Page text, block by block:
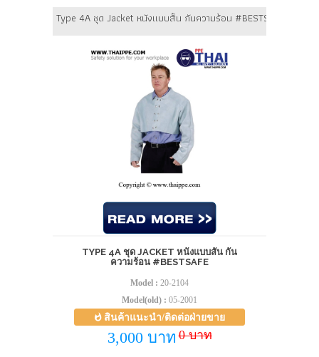
Type 4A ชุด Jacket หนังแบบสั้น กันความร้อน #BESTSAFE
TYPE 4A ชุด JACKET หนังแบบสั้น กัน
ความร้อน #BESTSAFE
Model : 20-2104
Model(old) : 05-2001
สินค้าแนะนำ/ติดต่อฝ่ายขาย
3,000 บาท 0 บาท